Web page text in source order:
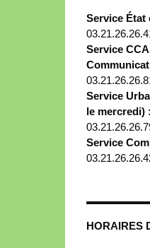
Service État
Service
Service
le mercredi) :
Service
HORAIRES